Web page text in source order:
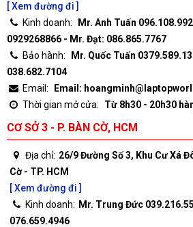
[ Xem đường đi ]
Kinh doanh:
Mr. Anh Tuấn
0929268866 - Mr. Đạt: 086.865.7767
Bảo hành:
Mr. Quốc Tuấn
038.682.7104
Email:
Email:
Thời gian mở cửa:
Từ 8h30 - 20h30
CƠ SỞ 3 - P. BÀN CỜ, HCM
Địa chỉ: 26/9 Đường Số 3, Khu Cư Xá
Cờ - TP. HCM
[ Xem đường đi ]
Kinh doanh: Mr. Trung Đức
076.659.4946